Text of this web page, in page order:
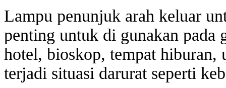
Lampu penunjuk arah keluar
penting untuk di gunakan pada
hotel, bioskop, tempat hiburan,
terjadi situasi darurat seperti